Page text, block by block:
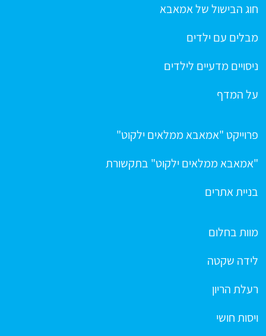
חוג הבישול של אמאבא
מבלים עם ילדים
ניסויים מדעיים לילדים
על המדף
פרוייקט "אמאבא ממלאים ילקוט"
"אמאבא ממלאים ילקוט" בתקשורת
בניית אתרים
מוות בחלום
לידה שקטה
רעלת הריון
ויסות חושי